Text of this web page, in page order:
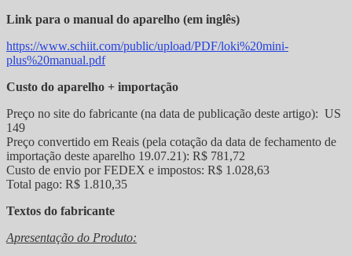
Link para o manual do aparelho (em inglês)
https://www.schiit.com/public/upload/PDF/loki%20mini-
plus%20manual.pdf
Custo do aparelho + importação
Preço no site do fabricante (na data de publicação deste artigo): US
149
Preço convertido em Reais (pela cotação da data de fechamento de
importação deste aparelho 19.07.21): R$ 781,72
Custo de envio por FEDEX e impostos: R$ 1.028,63
Total pago: R$ 1.810,35
Textos do fabricante
Apresentação do Produto: